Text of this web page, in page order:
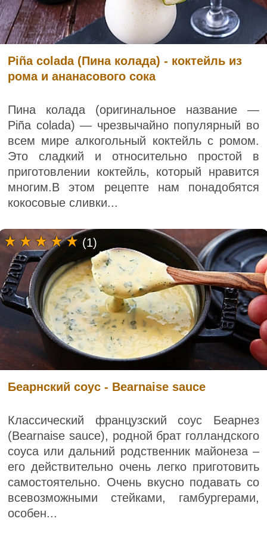
Piña colada (Пина колада) - коктейль из
рома и ананасового сока
Пина колада (оригинальное название —
Piña colada) — чрезвычайно популярный во
всем мире алкогольный коктейль с ромом.
Это сладкий и относительно простой в
приготовлении коктейль, который нравится
многим.В этом рецепте нам понадобятся
кокосовые сливки...
Беарнский соус - Bearnaise sauce
Классический французский соус Беарнез
(Bearnaise sauce), родной брат голландского
соуса или дальний родственник майонеза –
его действительно очень легко приготовить
самостоятельно. Очень вкусно подавать со
всевозможными стейками, гамбургерами,
особен...
(1)